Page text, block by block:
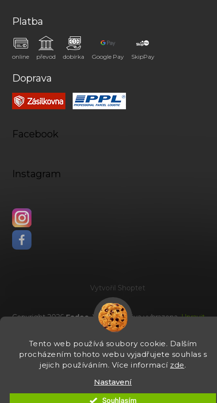
Tento web používá soubory cookie. Dalším
procházením tohoto webu vyjadřujete souhlas s
jejich používáním. Více informací zde.
Nastavení
Souhlasím
Platba
online převod dobírka Google Pay SkipPay
Doprava
Facebook
Instagram
Vytvořil Shoptet
Copyright 2026Fadee. Všechna práva vyhrazena.Upravit
nastavení cookies